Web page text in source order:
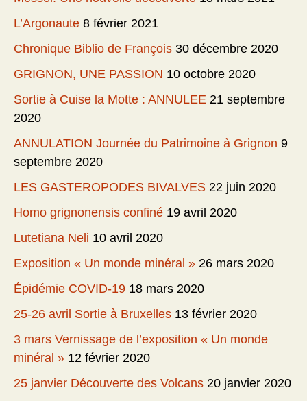
L’Argonaute 8 février 2021
Chronique Biblio de François 30 décembre 2020
GRIGNON, UNE PASSION 10 octobre 2020
Sortie à Cuise la Motte : ANNULEE 21 septembre
2020
ANNULATION Journée du Patrimoine à Grignon 9
septembre 2020
LES GASTEROPODES BIVALVES 22 juin 2020
Homo grignonensis confiné 19 avril 2020
Lutetiana Neli 10 avril 2020
Exposition « Un monde minéral » 26 mars 2020
Épidémie COVID-19 18 mars 2020
25-26 avril Sortie à Bruxelles 13 février 2020
3 mars Vernissage de l’exposition « Un monde
minéral » 12 février 2020
25 janvier Découverte des Volcans 20 janvier 2020